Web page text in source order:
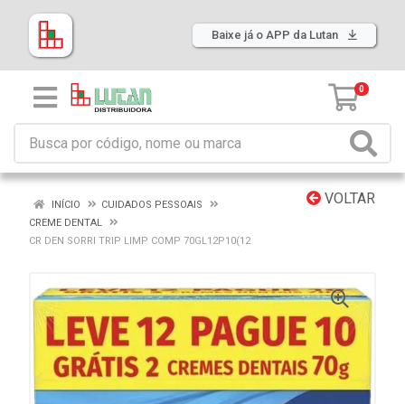
Baixe já o APP da Lutan
0
VOLTAR
INÍCIO
CUIDADOS PESSOAIS
CREME DENTAL
CR DEN SORRI TRIP LIMP COMP 70GL12P10(12